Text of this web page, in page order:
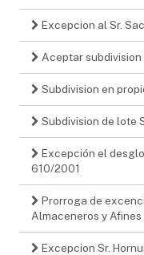
Excepcion al Sr.
Aceptar subdivision
Subdivision en
Subdivision de lote
Excepción el
610/2001
Prorroga de
Almaceneros y
Excepcion Sr.